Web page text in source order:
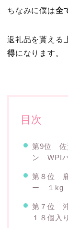
ちなみに僕は全
返礼品を貰える
得になります。
目次
第9位 佐
ン WPI
第８位
ー １kg
第７位
１８個入り